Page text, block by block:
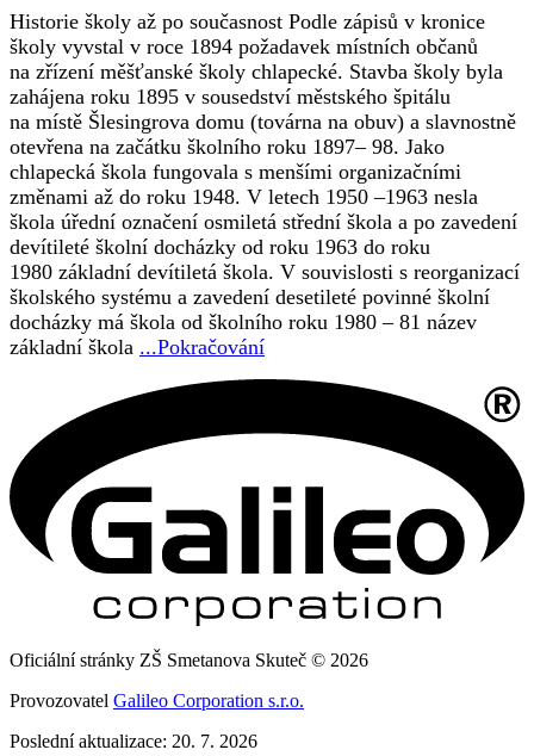
Historie školy až po současnost Podle zápisů v kronice
školy vyvstal v roce 1894 požadavek místních občanů
na zřízení měšťanské školy chlapecké. Stavba školy byla
zahájena roku 1895 v sousedství městského špitálu
na místě Šlesingrova domu (továrna na obuv) a slavnostně
otevřena na začátku školního roku 1897– 98. Jako
chlapecká škola fungovala s menšími organizačními
změnami až do roku 1948. V letech 1950 –1963 nesla
škola úřední označení osmiletá střední škola a po zavedení
devítileté školní docházky od roku 1963 do roku
1980 základní devítiletá škola. V souvislosti s reorganizací
školského systému a zavedení desetileté povinné školní
docházky má škola od školního roku 1980 – 81 název
základní škola ...Pokračování
Oficiální stránky ZŠ Smetanova Skuteč © 2026
Provozovatel Galileo Corporation s.r.o.
Poslední aktualizace: 20. 7. 2026